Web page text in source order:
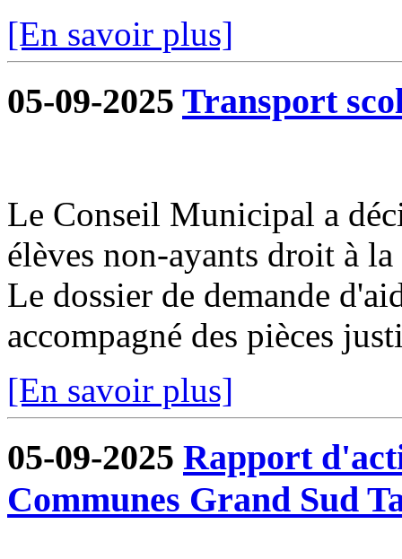
[En savoir plus]
05-09-2025 Transport
Le Conseil Municipal a
élèves non-ayants droit à
Le dossier de demande
accompagné des pièces
[En savoir plus]
05-09-2025 Rapport
Communes Grand Sud